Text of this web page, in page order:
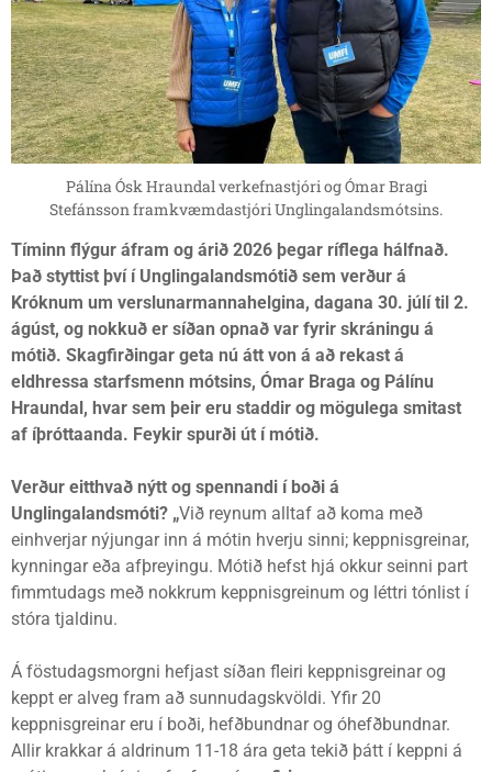
Pálína Ósk Hraundal verkefnastjóri og Ómar Bragi
Stefánsson framkvæmdastjóri Unglingalandsmótsins.
Tíminn flýgur áfram og árið 2026 þegar ríflega hálfnað.
Það styttist því í Unglingalandsmótið sem verður á
Króknum um verslunarmannahelgina, dagana 30. júlí til 2.
ágúst, og nokkuð er síðan opnað var fyrir skráningu á
mótið. Skagfirðingar geta nú átt von á að rekast á
eldhressa starfsmenn mótsins, Ómar Braga og Pálínu
Hraundal, hvar sem þeir eru staddir og mögulega smitast
af íþróttaanda. Feykir spurði út í mótið.
Verður eitthvað nýtt og spennandi í boði á
Unglingalandsmóti? „Við reynum alltaf að koma með
einhverjar nýjungar inn á mótin hverju sinni; keppnisgreinar,
kynningar eða afþreyingu. Mótið hefst hjá okkur seinni part
fimmtudags með nokkrum keppnisgreinum og léttri tónlist í
stóra tjaldinu.
Á föstudagsmorgni hefjast síðan fleiri keppnisgreinar og
keppt er alveg fram að sunnudagskvöldi. Yfir 20
keppnisgreinar eru í boði, hefðbundnar og óhefðbundnar.
Allir krakkar á aldrinum 11-18 ára geta tekið þátt í keppni á